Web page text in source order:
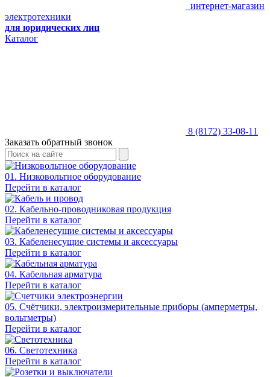
интернет-магазин
электротехники
для юридических лиц
Каталог
8 (8172) 33-08-11
Заказать обратный звонок
01. Низковольтное оборудование
Перейти в каталог
02. Кабельно-проводниковая продукция
Перейти в каталог
03. Кабеленесущие системы и аксессуары
Перейти в каталог
04. Кабельная арматура
Перейти в каталог
05. Счётчики, электроизмерительные приборы (амперметры,
вольтметры)
Перейти в каталог
06. Светотехника
Перейти в каталог